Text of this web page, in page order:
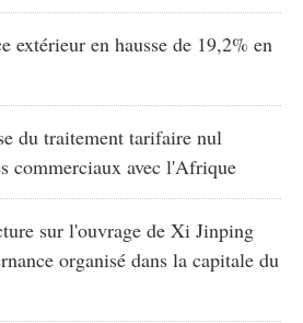
extérieur en hausse de 19,2% en
du traitement tarifaire nul
commerciaux avec l'Afrique
sur l'ouvrage de Xi Jinping
organisé dans la capitale du